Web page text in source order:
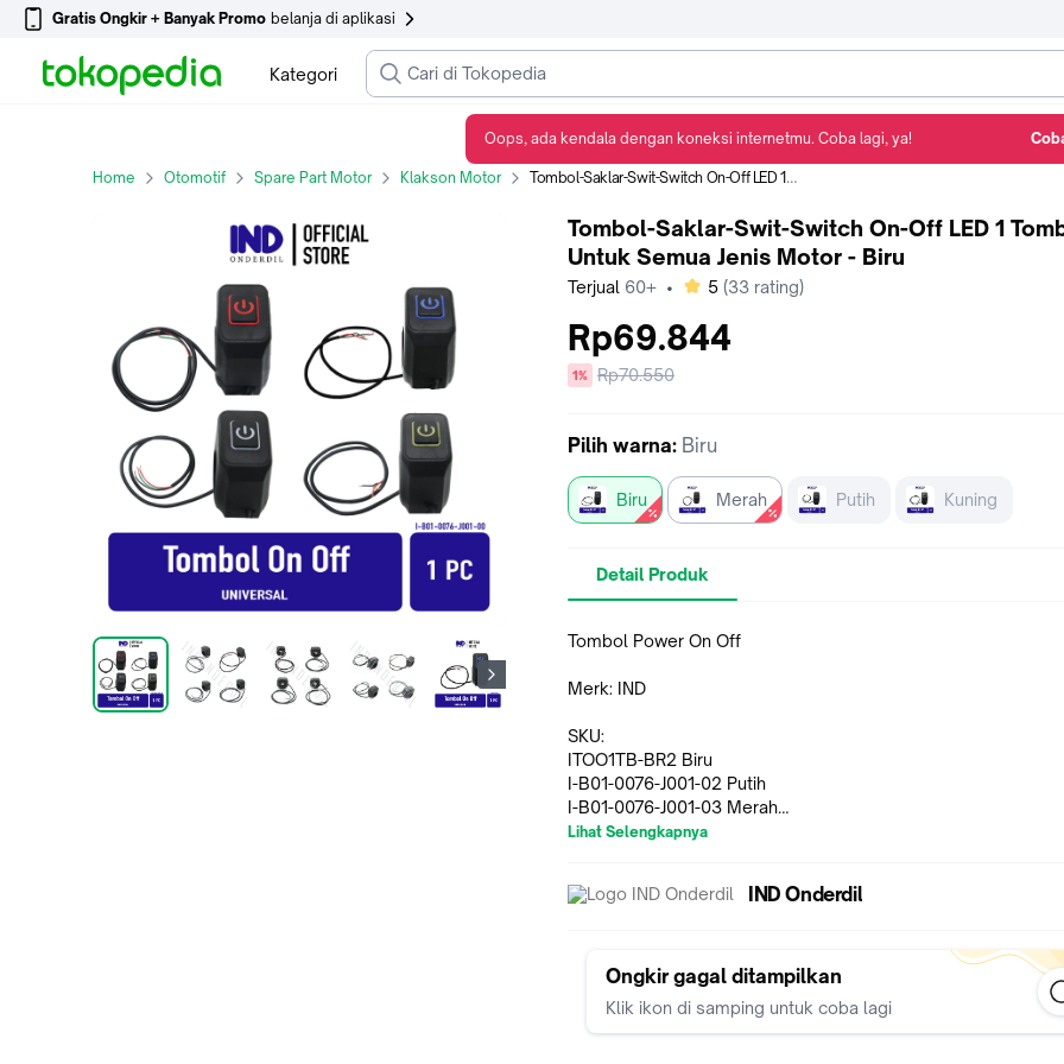
Gratis Ongkir + Banyak Promo belanja di aplikasi
Kategori
Home Otomotif Spare Part Motor Klakson Motor Tombol-Saklar-Swit-Switch On-Off LED 1 Tombol Untuk Semua Jenis Motor - Biru
Tombol-Saklar-Swit-Switch On-Off LED 1
Untuk Semua Jenis Motor - Biru
Terjual 60+ • bintang
5 (33 rating)
Rp69.844
diskon
1%
Harga
Rp70.550
Pilih warna: Biru
Biru Merah Putih Kuning
Detail Produk
Tombol Power On Off
Merk: IND
SKU:
ITOO1TB-BR2 Biru
I-B01-0076-J001-02 Putih
I-B01-0076-J001-03 Merah
I-B01-0076-J001-05 Kuning
Lebar: 25mm
Tinggi: 47mm
Panjang Kabel: 57cm
Lihat Selengkapnya
IND Onderdil
Ongkir gagal ditampilkan
Klik ikon di samping untuk coba lagi
Oops, ada kendala dengan koneksi internetmu. Coba lagi, ya!